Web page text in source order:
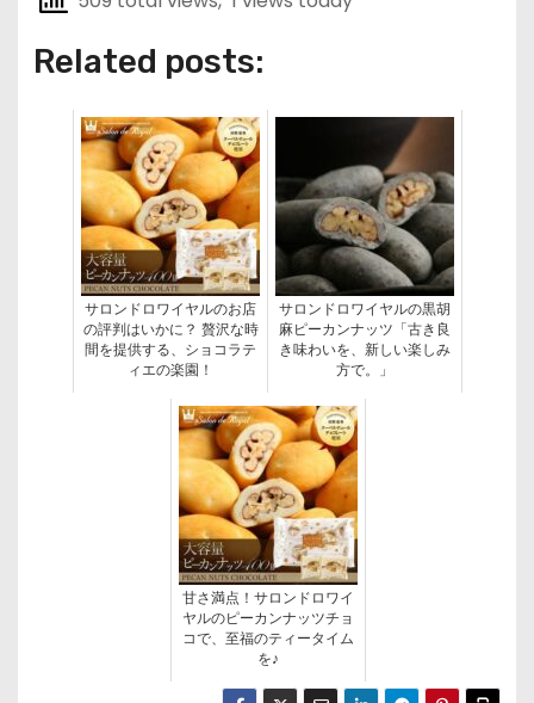
Related posts:
サロンドロワイヤルのお店
の評判はいかに？ 贅沢な時
間を提供する、ショコラテ
ィエの楽園！
サロンドロワイヤルの黒胡
麻ピーカンナッツ「古き良
き味わいを、新しい楽しみ
方で。」
甘さ満点！サロンドロワイ
ヤルのピーカンナッツチョ
コで、至福のティータイム
を♪